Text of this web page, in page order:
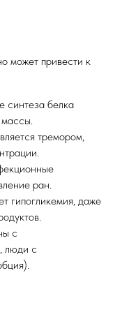
может привести к
синтеза белка
массы.
тремором,
ран.
гипогликемия, даже
с
люди с